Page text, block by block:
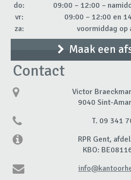
do:
09:00 – 12:00 –
vr:
09:00 – 12:00 en
za:
voormiddag op
Maak een
Contact
Victor
9040 Sint-
T. 09 341
RPR Gent,
KBO: